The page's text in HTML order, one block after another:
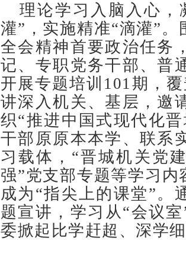
理论学习入脑入心，
灌”，实施精准“滴灌”
全会精神首要政治任务
记、专职党务干部、普
开展专题培训101期，
讲深入机关、基层，邀
织“推进中国式现代化
干部原原本本学、联系
习载体，“晋城机关党
强”党支部专题等学习
成为“指尖上的课堂”。
题宣讲，学习从“会议
委掀起比学赶超、深学